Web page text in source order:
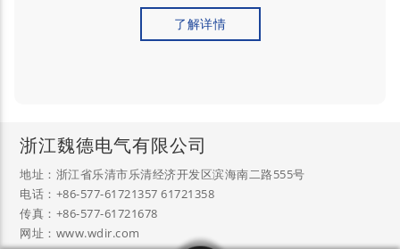
了解详情
浙江魏德电气有限公司
地址：浙江省乐清市乐清经济开发区滨海南二路555号
电话：+86-577-61721357 61721358
传真：+86-577-61721678
网址：www.wdir.com